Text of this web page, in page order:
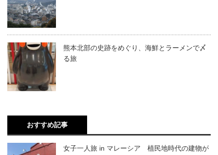
熊本北部の史跡をめぐり、海鮮とラーメンで〆
る旅
おすすめ記事
女子一人旅 in マレーシア 植民地時代の建物が